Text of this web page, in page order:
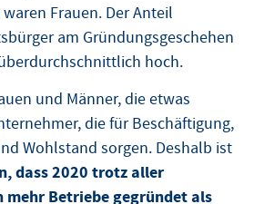
Frauen. Der Anteil
am Gründungsgeschehen
hoch.
und Männer, die etwas
die für Beschäftigung,
Wohlstand sorgen. Deshalb ist
dass 2020 trotz aller
mehr Betriebe gegründet als